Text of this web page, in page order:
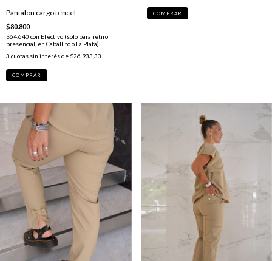
Pantalon cargo tencel
$80.800
$64.640 con Efectivo (solo para retiro
presencial, en Caballito o La Plata)
3 cuotas sin interés de $26.933,33
COMPRAR
COMPRAR